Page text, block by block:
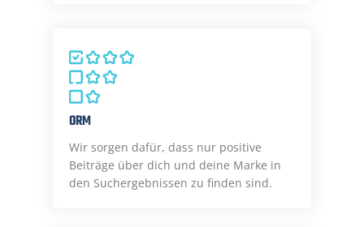
ORM
Wir sorgen dafür, dass nur positive
Beiträge über dich und deine Marke in
den Suchergebnissen zu finden sind.